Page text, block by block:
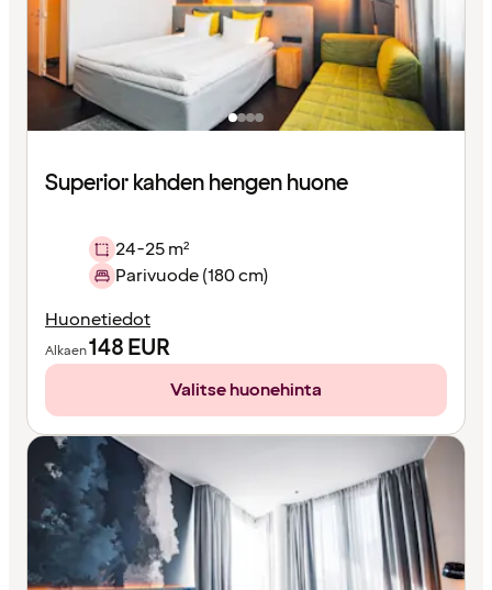
Superior kahden hengen huone
24-25 m²
Parivuode (180 cm)
Huonetiedot
Alkaen148EUR
Valitse huonehinta